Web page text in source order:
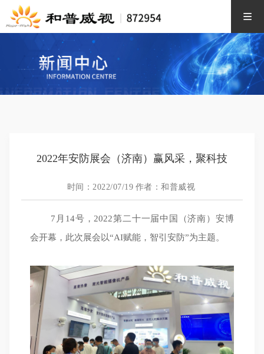
2022年安防展会（济南）赢风采，聚科技
时间：2022/07/19 作者：和普威视
7月14号，2022第二十一届中国（济南）安博
会开幕，此次展会以“AI赋能，智引安防”为主题。